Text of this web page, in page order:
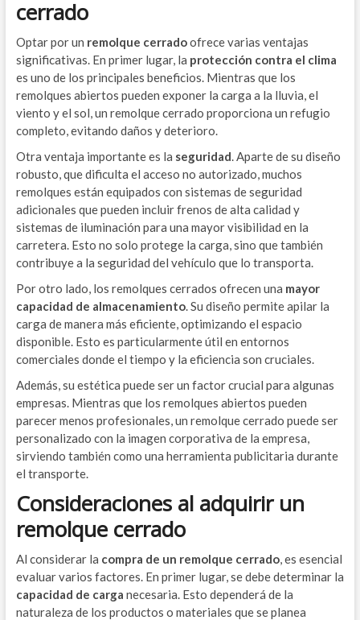
cerrado
Optar por un remolque cerradoofrece varias ventajas
significativas. En primer lugar, la protección contra el clima
es uno de los principales beneficios. Mientras que los
remolques abiertos pueden exponer la carga a la lluvia, el
viento y el sol, un remolque cerrado proporciona un refugio
completo, evitando daños y deterioro.
Otra ventaja importante es la seguridad. Aparte de su diseño
robusto, que dificulta el acceso no autorizado, muchos
remolques están equipados con sistemas de seguridad
adicionales que pueden incluir frenos de alta calidad y
sistemas de iluminación para una mayor visibilidad en la
carretera. Esto no solo protege la carga, sino que también
contribuye a la seguridad del vehículo que lo transporta.
Por otro lado, los remolques cerrados ofrecen una mayor
capacidad de almacenamiento. Su diseño permite apilar la
carga de manera más eficiente, optimizando el espacio
disponible. Esto es particularmente útil en entornos
comerciales donde el tiempo y la eficiencia son cruciales.
Además, su estética puede ser un factor crucial para algunas
empresas. Mientras que los remolques abiertos pueden
parecer menos profesionales, un remolque cerrado puede ser
personalizado con la imagen corporativa de la empresa,
sirviendo también como una herramienta publicitaria durante
el transporte.
Consideraciones al adquirir un
remolque cerrado
Al considerar la compra de un remolque cerrado, es esencial
evaluar varios factores. En primer lugar, se debe determinar la
capacidad de carga necesaria. Esto dependerá de la
naturaleza de los productos o materiales que se planea